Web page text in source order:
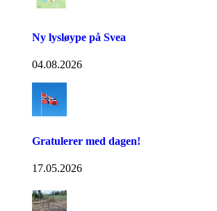
Ny lysløype på Svea
04.08.2026
Gratulerer med dagen!
17.05.2026